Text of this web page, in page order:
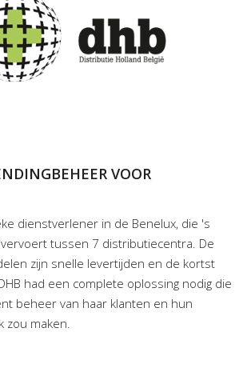
VOOR
dienstverlener in de Benelux, die 's
tussen 7 distributiecentra. De
zijn snelle levertijden en de kortst
had een complete oplossing nodig die
beheer van haar klanten en hun
zou maken.